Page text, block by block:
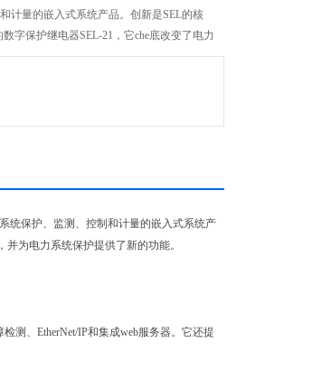
计量的嵌入式系统产品。创新是SEL的核
字保护继电器SEL-21，它che底改变了电力
统保护、监测、控制和计量的嵌入式系统产
并为电力系统保护提供了新的功能。
测、 EtherNet/IP和集成web服务器。它还提